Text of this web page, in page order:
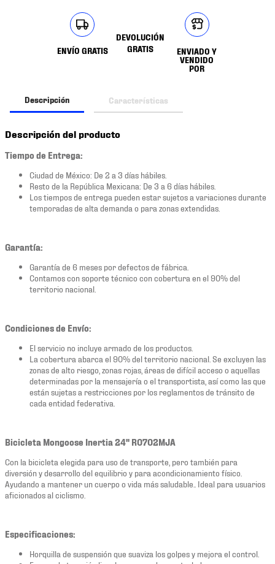
ENVÍO GRATIS
DEVOLUCIÓN
GRATIS
ENVIADO Y
VENDIDO
POR
Descripción Características
Descripción del producto
Tiempo de Entrega:
Ciudad de México: De 2 a 3 días hábiles.
Resto de la República Mexicana: De 3 a 6 días hábiles.
Los tiempos de entrega pueden estar sujetos a variaciones durante
temporadas de alta demanda o para zonas extendidas.
Garantía:
Garantía de 6 meses por defectos de fábrica.
Contamos con soporte técnico con cobertura en el 90% del
territorio nacional.
Condiciones de Envío:
El servicio no incluye armado de los productos.
La cobertura abarca el 90% del territorio nacional. Se excluyen las
zonas de alto riesgo, zonas rojas, áreas de difícil acceso o aquellas
determinadas por la mensajería o el transportista, así como las que
están sujetas a restricciones por los reglamentos de tránsito de
cada entidad federativa.
Bicicleta Mongoose Inertia 24" R0702MJA
Con la bicicleta elegida para uso de transporte, pero también para
diversión y desarrollo del equilibrio y para acondicionamiento físico.
Ayudando a mantener un cuerpo o vida más saludable.. Ideal para usuarios
aficionados al ciclismo.
Especificaciones:
Horquilla de suspensión que suaviza los golpes y mejora el control.